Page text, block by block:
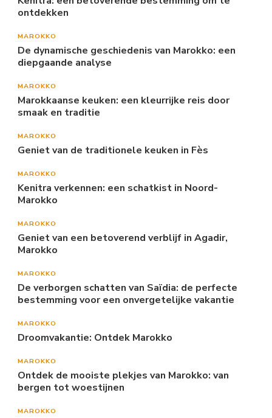
ontdekken
MAROKKO
De dynamische geschiedenis van Marokko: een
diepgaande analyse
MAROKKO
Marokkaanse keuken: een kleurrijke reis door
smaak en traditie
MAROKKO
Geniet van de traditionele keuken in Fès
MAROKKO
Kenitra verkennen: een schatkist in Noord-
Marokko
MAROKKO
Geniet van een betoverend verblijf in Agadir,
Marokko
MAROKKO
De verborgen schatten van Saïdia: de perfecte
bestemming voor een onvergetelijke vakantie
MAROKKO
Droomvakantie: Ontdek Marokko
MAROKKO
Ontdek de mooiste plekjes van Marokko: van
bergen tot woestijnen
MAROKKO